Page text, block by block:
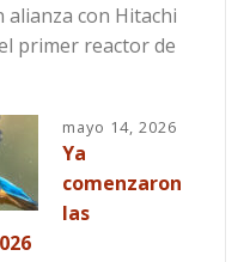
alianza con Hitachi
primer reactor de
mayo 14, 2026
Ya
comenzaron
las